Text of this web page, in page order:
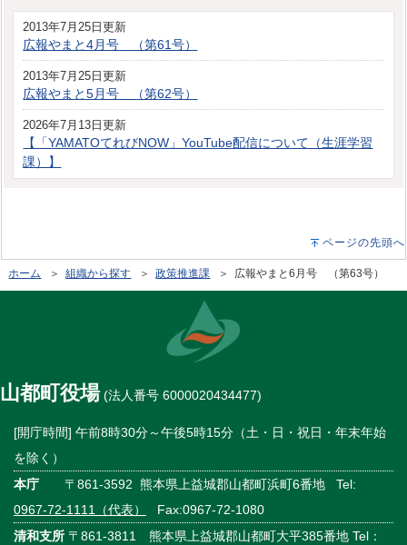
2013年7月25日更新
広報やまと4月号 （第61号）
2013年7月25日更新
広報やまと5月号 （第62号）
2026年7月13日更新
【「YAMATOてれびNOW」YouTube配信について（生涯学習
課）】
ページの先頭へ
ホーム ＞組織から探す ＞政策推進課 ＞ 広報やまと6月号 （第63号）
山都町役場(法人番号 6000020434477)
[開庁時間] 午前8時30分～午後5時15分（土・日・祝日・年末年始
を除く）
本庁 〒861-3592 熊本県上益城郡山都町浜町6番地 Tel:
0967-72-1111（代表）
Fax:0967-72-1080
清和支所 〒861-3811 熊本県上益城郡山都町大平385番地 Tel：